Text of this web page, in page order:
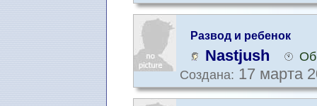
Развод и ребенок
Nastjush
Создана: 17 марта